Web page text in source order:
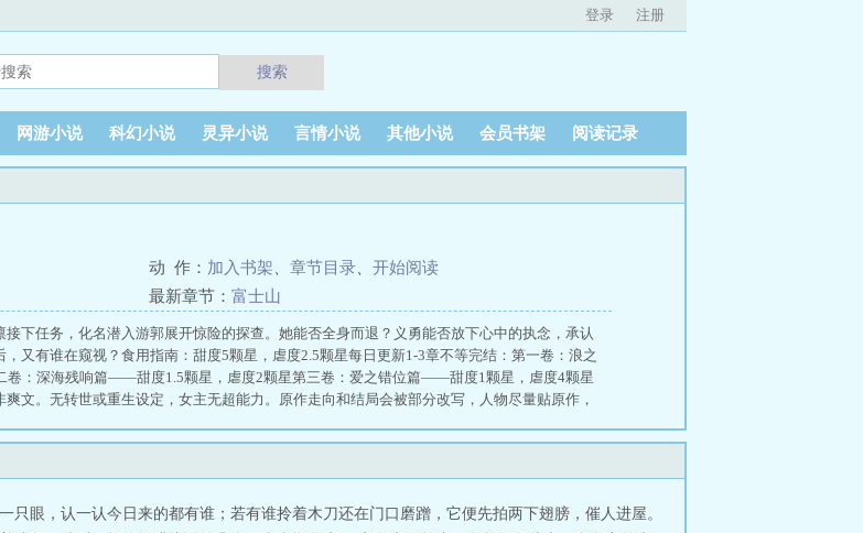
登录 注册
搜索
网游小说 科幻小说 灵异小说 言情小说 其他小说 会员书架 阅读记录
动 作： 加入书架 章节目录
开始阅读
最新章节： 富士山
下任务，化名潜入游郭展开惊险的探查。她能否全身而退？义勇能否放下心中的执念，承认
又有谁在窥视？食用指南：甜度5颗星，虐度2.5颗星每日更新1-3章不等完结：第一卷：浪之
：深海残响篇——甜度1.5颗星，虐度2颗星第三卷：爱之错位篇——甜度1颗星，虐度4颗星
文。无转世或重生设定，女主无超能力。原作走向和结局会被部分改写，人物尽量贴原作，
风不依水。她以为“安全”是答案——把情绪按住，把锋芒藏好，把自己变成最不麻烦的那一
，一个想证明自己能并肩、能承担。越靠近，越容易把彼此推到相反的方向：保护变成束
眼，认一认今日来的都有谁；若有谁拎着木刀还在门口磨蹭，它便先拍两下翅膀，催人进屋。